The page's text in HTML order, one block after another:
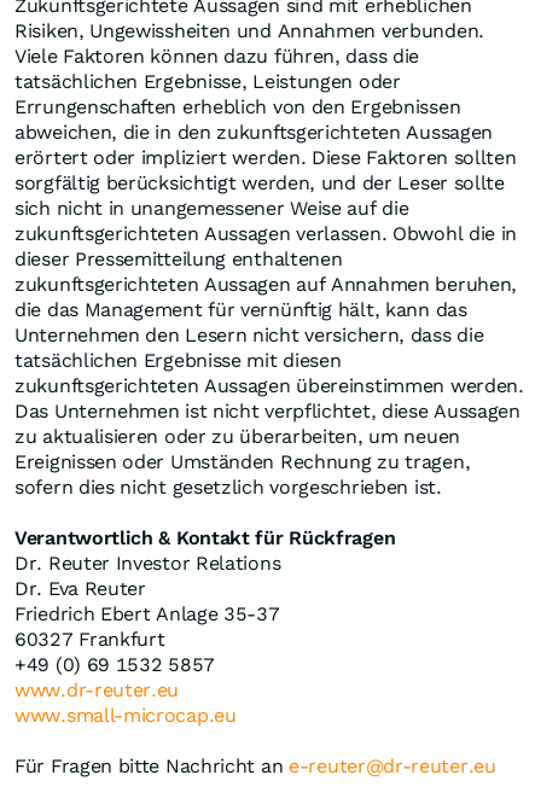
Zukunftsgerichtete Aussagen sind mit erheblichen
Risiken, Ungewissheiten und Annahmen verbunden.
Viele Faktoren können dazu führen, dass die
tatsächlichen Ergebnisse, Leistungen oder
Errungenschaften erheblich von den Ergebnissen
abweichen, die in den zukunftsgerichteten Aussagen
erörtert oder impliziert werden. Diese Faktoren sollten
sorgfältig berücksichtigt werden, und der Leser sollte
sich nicht in unangemessener Weise auf die
zukunftsgerichteten Aussagen verlassen. Obwohl die in
dieser Pressemitteilung enthaltenen
zukunftsgerichteten Aussagen auf Annahmen beruhen,
die das Management für vernünftig hält, kann das
Unternehmen den Lesern nicht versichern, dass die
tatsächlichen Ergebnisse mit diesen
zukunftsgerichteten Aussagen übereinstimmen werden.
Das Unternehmen ist nicht verpflichtet, diese Aussagen
zu aktualisieren oder zu überarbeiten, um neuen
Ereignissen oder Umständen Rechnung zu tragen,
sofern dies nicht gesetzlich vorgeschrieben ist.
Verantwortlich & Kontakt für Rückfragen
Dr. Reuter Investor Relations
Dr. Eva Reuter
Friedrich Ebert Anlage 35-37
60327 Frankfurt
+49 (0) 69 1532 5857
www.dr-reuter.eu
www.small-microcap.eu
Für Fragen bitte Nachricht an e-reuter@dr-reuter.eu